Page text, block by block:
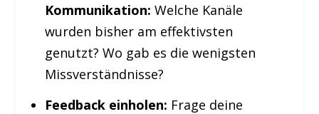
Kommunikation: Welche Kanäle
wurden bisher am effektivsten
genutzt? Wo gab es die wenigsten
Missverständnisse?
Feedback einholen: Frage deine